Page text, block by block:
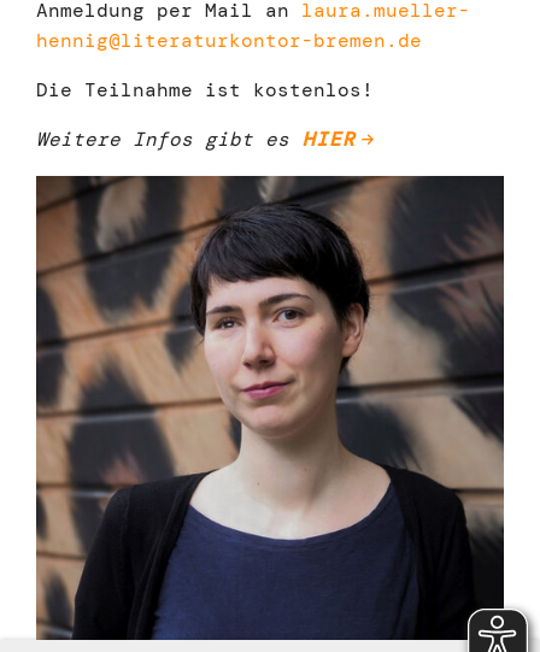
Anmeldung per Mail an laura.mueller-
hennig@literaturkontor-bremen.de
Die Teilnahme ist kostenlos!
Weitere Infos gibt es HIER